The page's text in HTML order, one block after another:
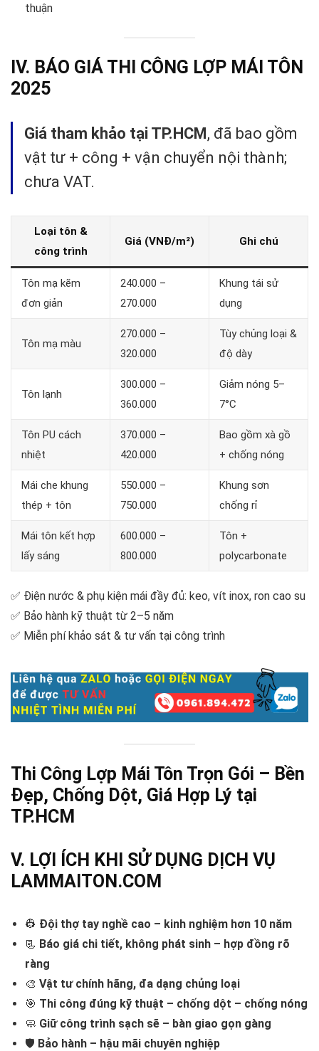
thuận
IV. BÁO GIÁ THI CÔNG LỢP MÁI TÔN
2025
Giá tham khảo tại TP.HCM , đã bao gồm
vật tư + công + vận chuyển nội thành;
chưa VAT.
Loại tôn &
công trình
Giá (VNĐ/m²) Ghi chú
Tôn mạ kẽm
đơn giản
240.000 –
270.000
Khung tái sử
dụng
Tôn mạ màu
270.000 –
320.000
Tùy chủng loại &
độ dày
Tôn lạnh
300.000 –
360.000
Giảm nóng 5–
7°C
Tôn PU cách
nhiệt
370.000 –
420.000
Bao gồm xà gồ
+ chống nóng
Mái che khung
thép + tôn
550.000 –
750.000
Khung sơn
chống rỉ
Mái tôn kết hợp
lấy sáng
600.000 –
800.000
Tôn +
polycarbonate
✅ Điện nước & phụ kiện mái đầy đủ: keo, vít inox, ron cao su
✅ Bảo hành kỹ thuật từ 2–5 năm
✅ Miễn phí khảo sát & tư vấn tại công trình
Thi Công Lợp Mái Tôn Trọn Gói – Bền
Đẹp, Chống Dột, Giá Hợp Lý tại
TP.HCM
V. LỢI ÍCH KHI SỬ DỤNG DỊCH VỤ
LAMMAITON.COM
👷 Đội thợ tay nghề cao – kinh nghiệm hơn 10 năm
📃 Báo giá chi tiết, không phát sinh – hợp đồng rõ
ràng
🎨 Vật tư chính hãng, đa dạng chủng loại
🎯 Thi công đúng kỹ thuật – chống dột – chống nóng
🧼 Giữ công trình sạch sẽ – bàn giao gọn gàng
🛡️ Bảo hành – hậu mãi chuyên nghiệp